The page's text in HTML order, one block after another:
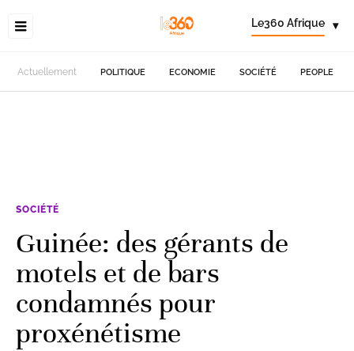
Le360 Afrique ▾
Actuellement POLITIQUE ECONOMIE SOCIÉTÉ PEOPLE
SOCIÉTÉ
Guinée: des gérants de
motels et de bars
condamnés pour
proxénétisme